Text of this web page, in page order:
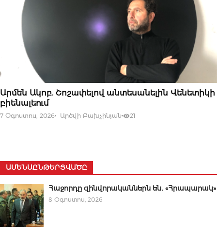
07 ՕԳՈՍՏՈՍԻ, 2026
Արմեն Ակոբ. Շոշափելով անտեսանելին Վենետիկի
բիենալեում
7 Օգոստոս, 2026 Արծվի Բախչինյան 21
ԱՄԵՆԱԸՆԹԵՐՑՎԱԾԸ
Հաջորդը զինվորականներն են․ «Հրապարակ»
8 Օգոստոս, 2026